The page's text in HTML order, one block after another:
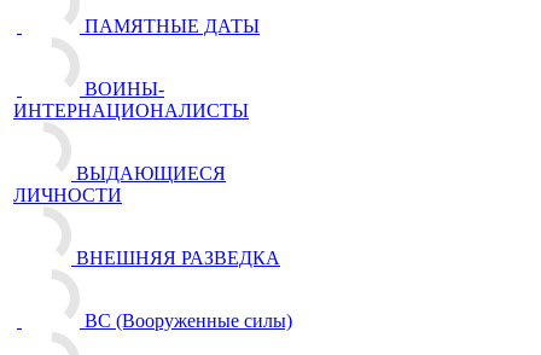
ПАМЯТНЫЕ ДАТЫ
ВОИНЫ-
ИНТЕРНАЦИОНАЛИСТЫ
ВЫДАЮЩИЕСЯ
ЛИЧНОСТИ
ВНЕШНЯЯ РАЗВЕДКА
ВС (Вооруженные силы)